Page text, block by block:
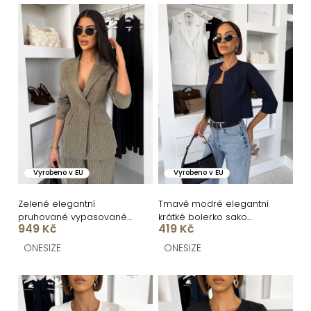
n
p
o
t
ů
V
ý
p
o
d
u
k
ů
Vyrobeno v EU
Zelené elegantní
pruhované vypasované
sako RINEX
949 Kč
ONESIZE
Vyrobeno v EU
Tmavě modré elegantní
krátké bolerko sako
DARSEN
419 Kč
ONESIZE